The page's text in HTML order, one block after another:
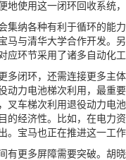
使用这一闭环回收系统，
纳各种有利于循环的能力
马与清华大学合作开发。
应环节采用了诸多自动化工
闭环，还需连接更多主体
动力电池梯次利用，最重
叉车梯次利用退役动力电
的经济性。比如，在电力
。宝马也正在推进这一工作
更多屏障需要突破。胡晓